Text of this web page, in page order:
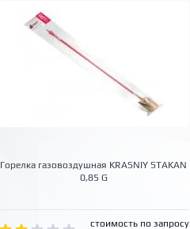
Горелка газовоздушная KRASNIY STAKAN
0,85 G
стоимость по запросу